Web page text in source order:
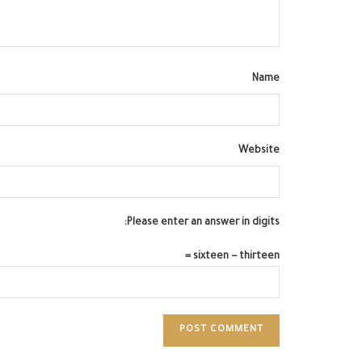
Name
Website
Please enter an answer in digits:
sixteen − thirteen =